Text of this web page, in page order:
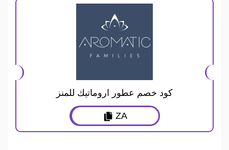
كود خصم عطور اروماتيك للمنز
ZA